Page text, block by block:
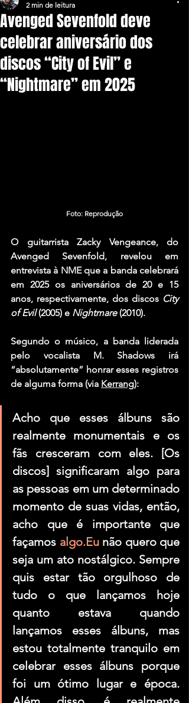
Avenged Sevenfold deve
celebrar aniversário dos
discos “City of Evil” e
“Nightmare” em 2025
2 min de leitura
Foto: Reprodução
O guitarrista Zacky Vengeance
Avenged Sevenfold, revelou em
entrevista à NME que a banda celebrará
em 2025 os aniversários de 20 e 15
anos, respectivamente, dos discos City
of Evil (2005) e Nightmare (2010).
Segundo o músico, a banda liderada
pelo vocalista M. Shadows irá
“absolutamente” honrar esses registros
de alguma forma (via Kerrang):
Acho que esses álbuns são
realmente monumentais e os
fãs cresceram com eles. [Os
discos] significaram algo para
as pessoas em um determinado
momento de suas vidas, então,
acho que é importante que
façamos algo.Eu não quero que
seja um ato nostálgico. Sempre
quis estar tão orgulhoso de
tudo o que lançamos hoje
quanto estava quando
lançamos esses álbuns, mas
estou totalmente tranquilo em
celebrar esses álbuns porque
foi um ótimo lugar e época.